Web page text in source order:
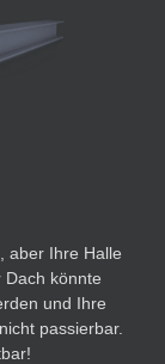
aber Ihre Halle
könnte
und Ihre
passierbar.